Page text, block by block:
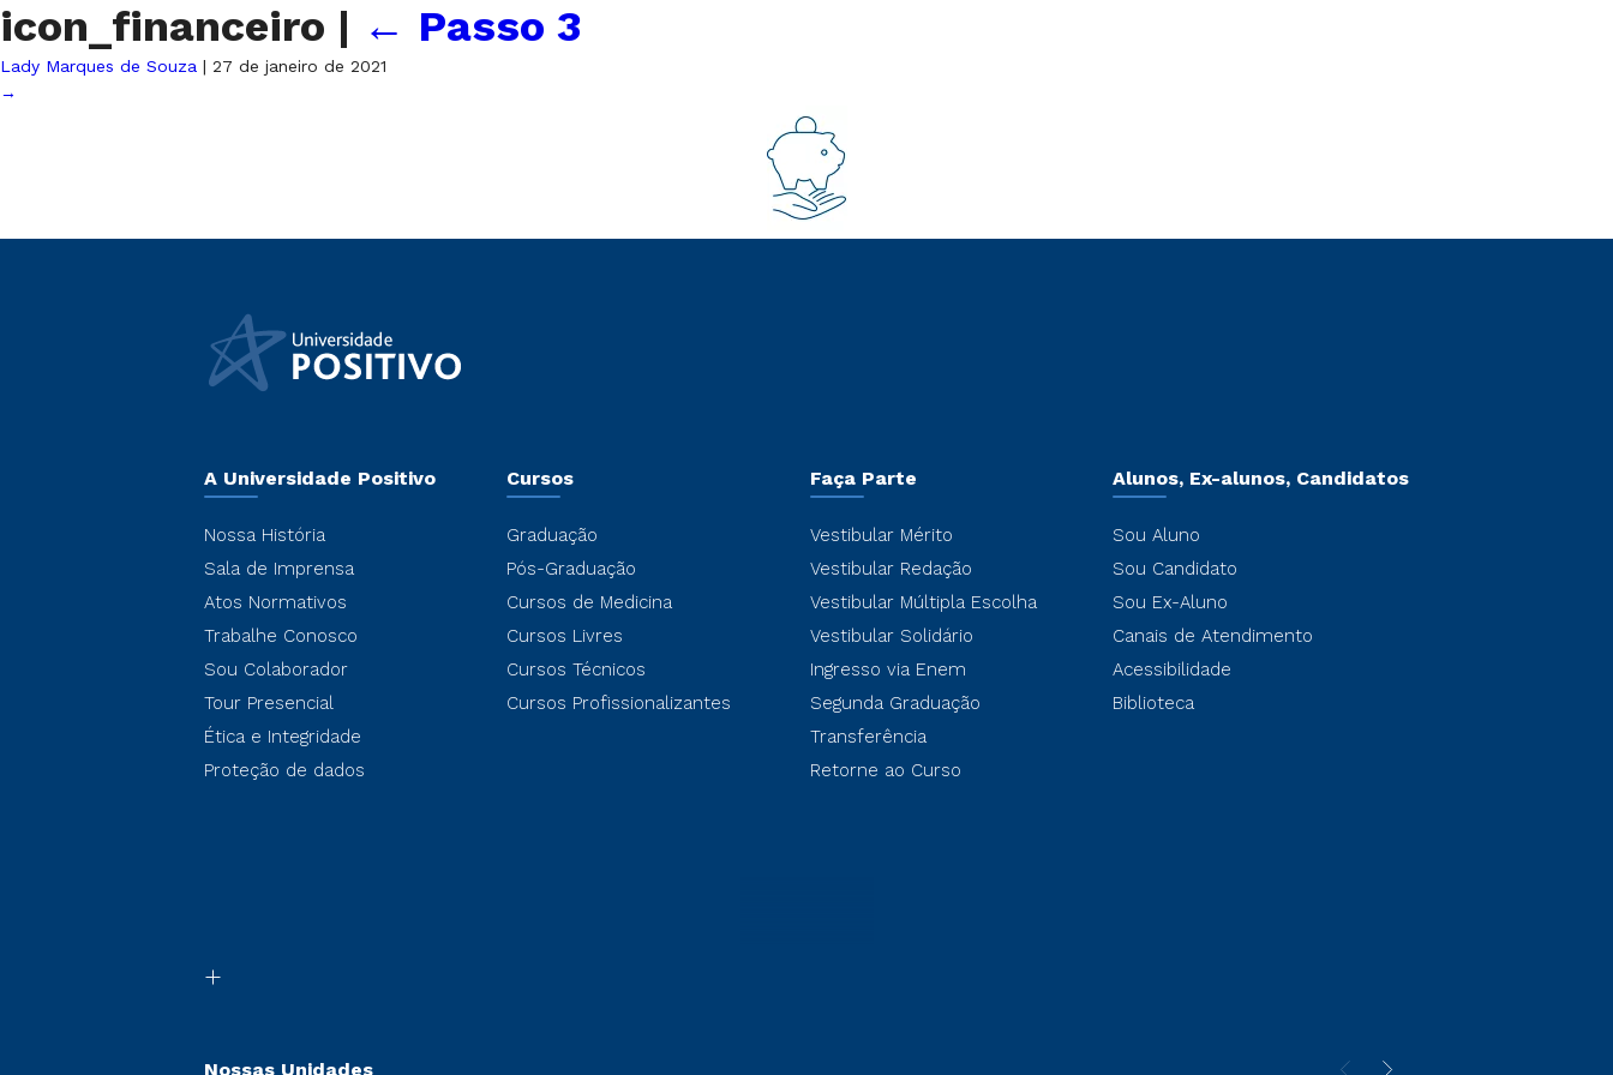
icon_financeiro | ← Passo 3
Lady Marques de Souza | 27 de janeiro de 2021
→
A Universidade Positivo
Nossa História
Sala de Imprensa
Atos Normativos
Trabalhe Conosco
Sou Colaborador
Tour Presencial
Ética e Integridade
Proteção de dados
Cursos
Graduação
Pós-Graduação
Cursos de Medicina
Cursos Livres
Cursos Técnicos
Cursos Profissionalizantes
Faça Parte
Vestibular Mérito
Vestibular Redação
Vestibular Múltipla Escolha
Vestibular Solidário
Ingresso via Enem
Segunda Graduação
Transferência
Retorne ao Curso
Alunos, Ex-alunos, Candidatos
Sou Aluno
Sou Candidato
Sou Ex-Aluno
Canais de Atendimento
Acessibilidade
Biblioteca
Nossas Unidades